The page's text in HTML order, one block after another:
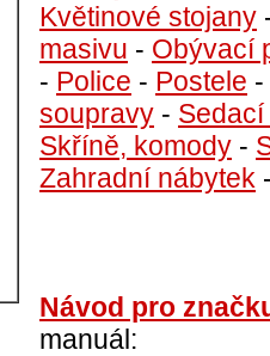
Květinové stojany
masivu - Obývací
- Police - Postele -
soupravy -
Skříně, komody -
Zahradní nábytek
Návod pro
manuál: